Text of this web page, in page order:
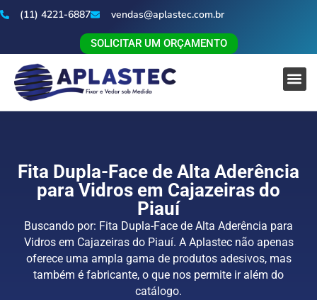
(11) 4221-6887 vendas@aplastec.com.br
SOLICITAR UM ORÇAMENTO
Fita Dupla-Face de Alta Aderência
para Vidros em Cajazeiras do
Piauí
Buscando por: Fita Dupla-Face de Alta Aderência para
Vidros em Cajazeiras do Piauí. A Aplastec não apenas
oferece uma ampla gama de produtos adesivos, mas
também é fabricante, o que nos permite ir além do
catálogo.